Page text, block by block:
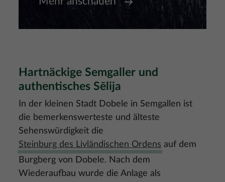
Hartnäckige Semgaller und
authentisches Sēlija
In der kleinen Stadt Dobele in Semgallen ist
die bemerkenswerteste und älteste
Sehenswürdigkeit die
Steinburg des Livländischen Ordens auf dem
Burgberg von Dobele. Nach dem
Wiederaufbau wurde die Anlage als